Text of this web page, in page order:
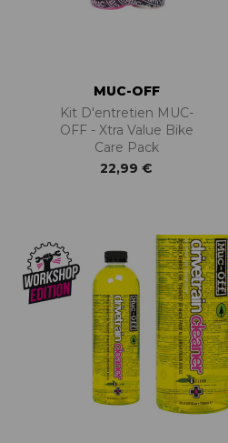
MUC-OFF
Kit D'entretien MUC-
OFF - Xtra Value Bike
Care Pack
22,99 €